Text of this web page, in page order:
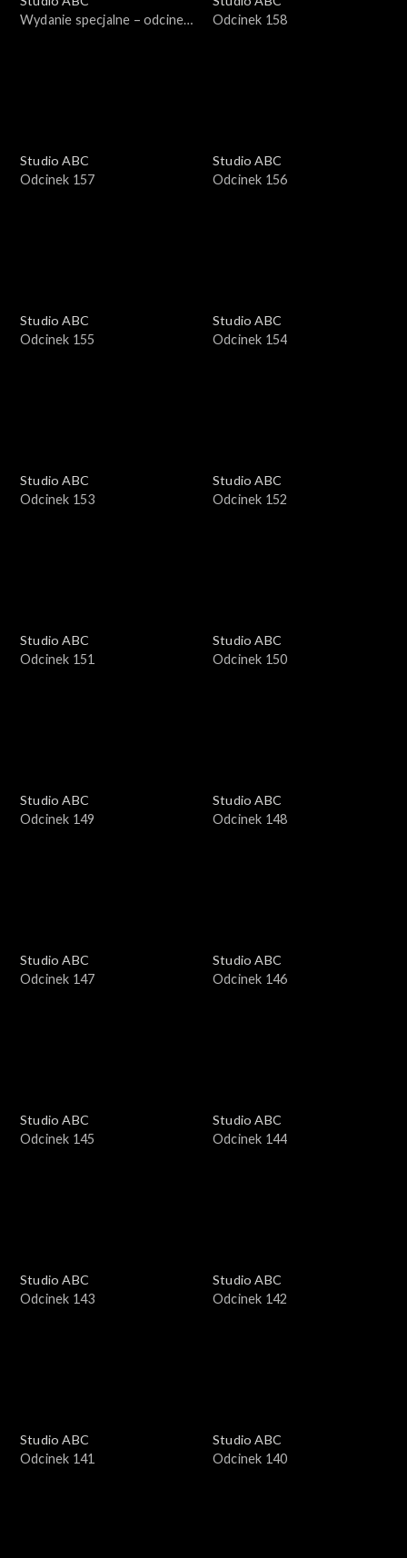
Wydanie specjalne – odcinek
Odcinek 158
Studio ABC
Odcinek 157
Studio ABC
Odcinek 156
Studio ABC
Odcinek 155
Studio ABC
Odcinek 154
Studio ABC
Odcinek 153
Studio ABC
Odcinek 152
Studio ABC
Odcinek 151
Studio ABC
Odcinek 150
Studio ABC
Odcinek 149
Studio ABC
Odcinek 148
Studio ABC
Odcinek 147
Studio ABC
Odcinek 146
Studio ABC
Odcinek 145
Studio ABC
Odcinek 144
Studio ABC
Odcinek 143
Studio ABC
Odcinek 142
Studio ABC
Odcinek 141
Studio ABC
Odcinek 140